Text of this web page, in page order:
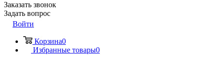
Заказать звонок
Задать вопрос
Войти
Корзина0
Избранные товары0